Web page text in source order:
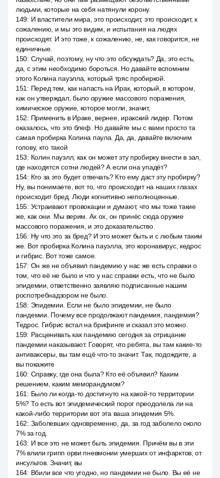
людьми, которые на себя натянули корону.
149: И властители мира, это происходит, это происходит, к
сожалению, и мы это видим, и испытания на людях
происходят. И это тоже, к сожалению, не, как говорится, не
единичные.
150: Случай, поэтому, ну что это обсуждать? Да, это есть,
да, с этим необходимо бороться. Но давайте вспомним
этого Колина пауэлла, который тряс пробиркой.
151 : Перед тем, как напасть на Ирак, который, в котором,
как он утверждал, было оружие массового поражения,
химическое оружие, которое могли, значит,
152: Применить в Ираке, вернее, иракский лидер. Потом
оказалось, что это блеф. Но давайте мы с вами просто та
самая пробирка Колина паула. Да, да, давайте включим
голову, кто такой
153: Колин пауэлл, как он может эту пробирку внести в зал,
где находятся сотни людей? А если она упадёт?
154: Кто за это будет отвечать? Кто ему даст эту пробирку?
Ну, вы понимаете, вот то, что происходит на наших глазах
происходит бред. Люди когнитивно неполноценные.
155: Устраивают провокации и думают, что мы тоже такие
же, как они. Мы верим. Ах ох, он принёс сюда оружие
массового поражения, и это доказательство.
156: Ну что это за бред? И это может быть и с любым таким
же. Вот пробирка Колина пауэлла, это коронавирус, кедрос
и гибрис. Вот тоже самое.
157: Он же не объявил пандемию у нас же есть справки о
том, что её не было и что у нас справки есть, что не было
эпидемии, ответственно заявляю подписанные нашим
роспотребнадзором не было.
158: Эпидемии. Если не было эпидемии, не было
пандемии. Почему все продолжают пандемия, пандемия?
Тедрос. Гибрис встал на брифинге и сказал это можно.
159: Расценивать как пандемию сегодня за отрицание
пандемии наказывают. Говорят, что ребята, вы там какие-то
антиваксеры, вы там ещё что-то значит. Так, подождите, а
вы покажите
160: Справку, где она была? Кто её объявил? Каким
решением, каким меморандумом?
161 : Было ли когда-то достигнуто на какой-то территории
5%? То есть вот эпидемический порог преодолела ли на
какой-либо территории вот эта ваша эпидемия 5%.
162: Заболевших одновременно, да, за год заболело около
7% за год.
163: И все это не может быть эпидемия. Причём вы в эти
7% влили грипп орви пневмонии умерших от инфарктов, от
инсультов. Значит, вы
164: Вбили все что угодно, но пандемии не было. Вы её не